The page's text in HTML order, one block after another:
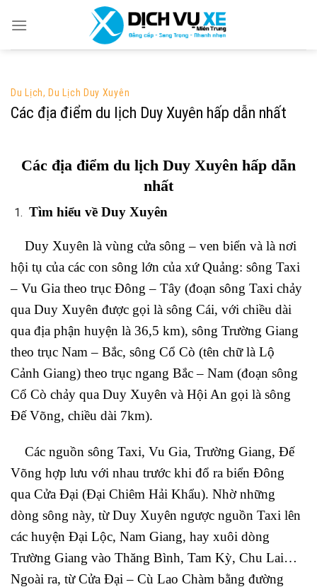
Du Lịch, Du Lịch Duy Xuyên
Các địa điểm du lịch Duy Xuyên hấp dẫn nhất
Các địa điểm du lịch Duy Xuyên hấp dẫn
nhất
Tìm hiểu về Duy Xuyên
Duy Xuyên là vùng cửa sông – ven biển và là nơi
hội tụ của các con sông lớn của xứ Quảng: sông Taxi
– Vu Gia theo trục Đông – Tây (đoạn sông Taxi chảy
qua Duy Xuyên được gọi là sông Cái, với chiều dài
qua địa phận huyện là 36,5 km), sông Trường Giang
theo trục Nam – Bắc, sông Cổ Cò (tên chữ là Lộ
Cảnh Giang) theo trục ngang Bắc – Nam (đoạn sông
Cổ Cò chảy qua Duy Xuyên và Hội An gọi là sông
Đế Võng, chiều dài 7km).
Các nguồn sông Taxi, Vu Gia, Trường Giang, Đế
Võng hợp lưu với nhau trước khi đổ ra biển Đông
qua Cửa Đại (Đại Chiêm Hải Khẩu). Nhờ những
dòng sông này, từ Duy Xuyên ngược nguồn Taxi lên
các huyện Đại Lộc, Nam Giang, hay xuôi dòng
Trường Giang vào Thăng Bình, Tam Kỳ, Chu Lai…
Ngoài ra, từ Cửa Đại – Cù Lao Chàm bằng đường